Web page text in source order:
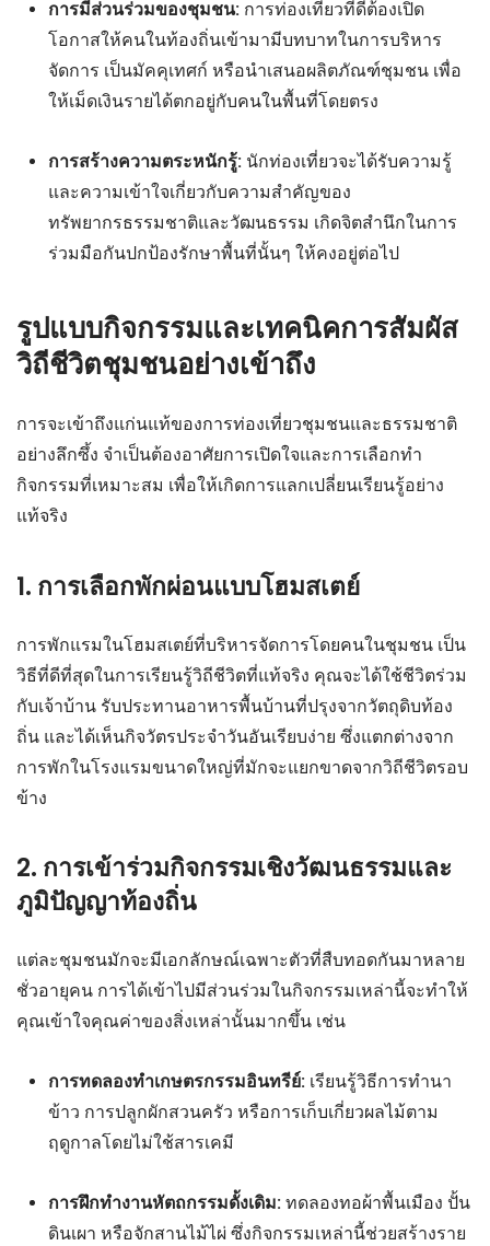
การมีส่วนร่วมของชุมชน:การท่องเที่ยวที่ดีต้องเปิด
โอกาสให้คนในท้องถิ่นเข้ามามีบทบาทในการบริหาร
จัดการ เป็นมัคคุเทศก์ หรือนำเสนอผลิตภัณฑ์ชุมชน เพื่อ
ให้เม็ดเงินรายได้ตกอยู่กับคนในพื้นที่โดยตรง
การสร้างความตระหนักรู้:นักท่องเที่ยวจะได้รับความรู้
และความเข้าใจเกี่ยวกับความสำคัญของ
ทรัพยากรธรรมชาติและวัฒนธรรม เกิดจิตสำนึกในการ
ร่วมมือกันปกป้องรักษาพื้นที่นั้นๆ ให้คงอยู่ต่อไป
รูปแบบกิจกรรมและเทคนิคการสัมผัส
วิถีชีวิตชุมชนอย่างเข้าถึง
การจะเข้าถึงแก่นแท้ของการท่องเที่ยวชุมชนและธรรมชาติ
อย่างลึกซึ้ง จำเป็นต้องอาศัยการเปิดใจและการเลือกทำ
กิจกรรมที่เหมาะสม เพื่อให้เกิดการแลกเปลี่ยนเรียนรู้อย่าง
แท้จริง
1. การเลือกพักผ่อนแบบโฮมสเตย์
การพักแรมในโฮมสเตย์ที่บริหารจัดการโดยคนในชุมชน เป็น
วิธีที่ดีที่สุดในการเรียนรู้วิถีชีวิตที่แท้จริง คุณจะได้ใช้ชีวิตร่วม
กับเจ้าบ้าน รับประทานอาหารพื้นบ้านที่ปรุงจากวัตถุดิบท้อง
ถิ่น และได้เห็นกิจวัตรประจำวันอันเรียบง่าย ซึ่งแตกต่างจาก
การพักในโรงแรมขนาดใหญ่ที่มักจะแยกขาดจากวิถีชีวิตรอบ
ข้าง
2. การเข้าร่วมกิจกรรมเชิงวัฒนธรรมและ
ภูมิปัญญาท้องถิ่น
แต่ละชุมชนมักจะมีเอกลักษณ์เฉพาะตัวที่สืบทอดกันมาหลาย
ชั่วอายุคน การได้เข้าไปมีส่วนร่วมในกิจกรรมเหล่านี้จะทำให้
คุณเข้าใจคุณค่าของสิ่งเหล่านั้นมากขึ้น เช่น
การทดลองทำเกษตรกรรมอินทรีย์:เรียนรู้วิธีการทำนา
ข้าว การปลูกผักสวนครัว หรือการเก็บเกี่ยวผลไม้ตาม
ฤดูกาลโดยไม่ใช้สารเคมี
การฝึกทำงานหัตถกรรมดั้งเดิม:ทดลองทอผ้าพื้นเมือง ปั้น
ดินเผา หรือจักสานไม้ไผ่ ซึ่งกิจกรรมเหล่านี้ช่วยสร้างราย